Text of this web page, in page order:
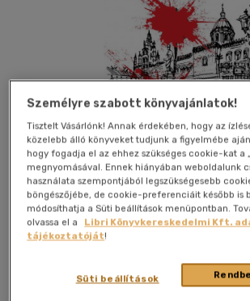
Kívánságlistához adom
2023|magyar
Személyre szabott könyvajánlatok!
Tisztelt Vásárlónk! Annak érdekében, hogy az
közelebb álló könyveket tudjunk a figyelmébe
hogy fogadja el az ehhez szükséges cookie-kat a
megnyomásával. Ennek hiányában weboldalunk
használata szempontjából legszükségesebb
böngészőjébe, de cookie-preferenciáit később is
módosíthatja a Süti beállítások menüpontban.
olvassa el a
Libri Könyvkereskedelmi Kft.
tájékoztatóját!
Süti beállítások